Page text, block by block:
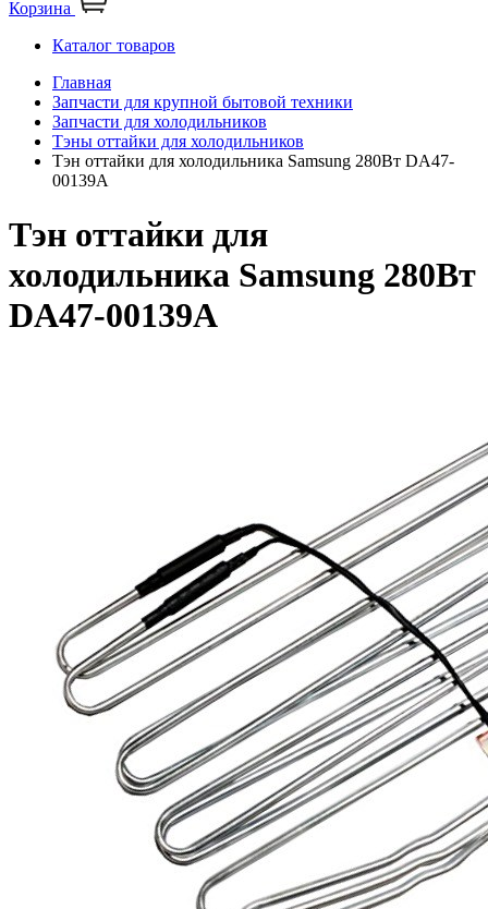
Корзина
Каталог товаров
Главная
Запчасти для крупной бытовой техники
Запчасти для холодильников
Тэны оттайки для холодильников
Тэн оттайки для холодильника Samsung 280Вт DA47-
00139A
Тэн оттайки для
холодильника Samsung 280Вт
DA47-00139A